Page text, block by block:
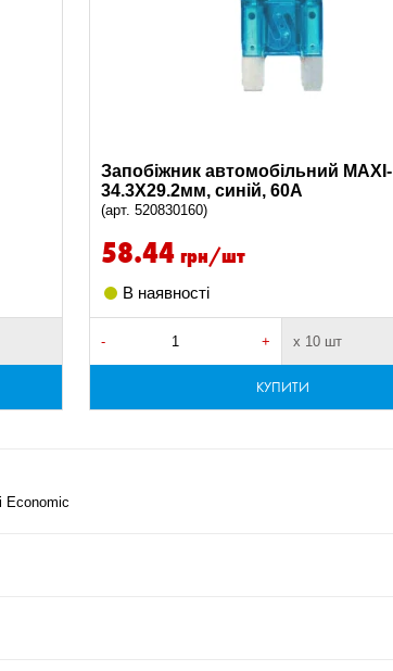
Запобіжник автомобільний MAXI-
34.3X29.2мм, синій, 60A
(арт. 520830160)
58.44 грн/шт
В наявності
- + х 10 шт
КУПИТИ
Economic